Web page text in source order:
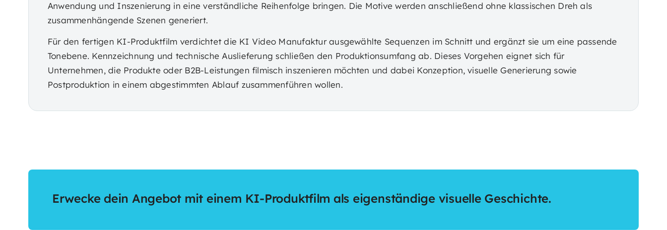
Anwendung und Inszenierung in eine verständliche Reihenfolge bringen. Die Motive werden anschließend ohne klassischen Dreh als
zusammenhängende Szenen generiert.
Für den fertigen KI-Produktfilm verdichtet die KI Video Manufaktur ausgewählte Sequenzen im Schnitt und ergänzt sie um eine passende
Tonebene. Kennzeichnung und technische Auslieferung schließen den Produktionsumfang ab. Dieses Vorgehen eignet sich für
Unternehmen, die Produkte oder B2B-Leistungen filmisch inszenieren möchten und dabei Konzeption, visuelle Generierung sowie
Postproduktion in einem abgestimmten Ablauf zusammenführen wollen.
Erwecke dein Angebot mit einem KI-Produktfilm als eigenständige visuelle Geschichte.